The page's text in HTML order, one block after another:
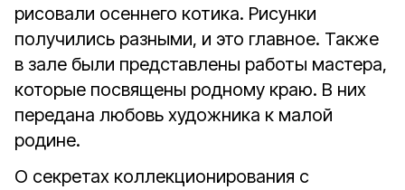
рисовали осеннего котика. Рисунки
получились разными, и это главное. Также
в зале были представлены работы мастера,
которые посвящены родному краю. В них
передана любовь художника к малой
родине.
О секретах коллекционирования с